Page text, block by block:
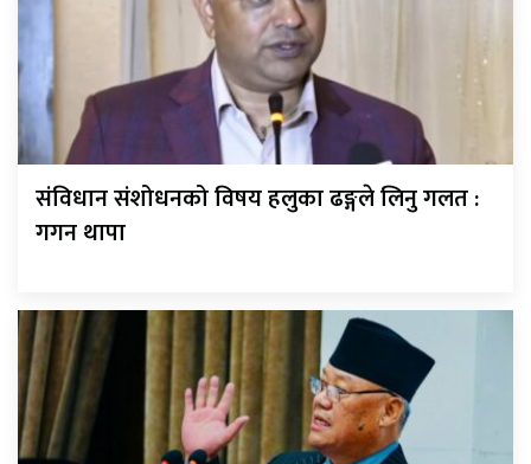
संविधान संशोधनको विषय हलुका ढङ्गले लिनु गलत :
गगन थापा